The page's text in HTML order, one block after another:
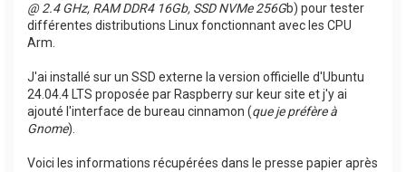
@ 2.4 GHz, RAM DDR4 16Gb, SSD NVMe 256Gb) pour tester
différentes distributions Linux fonctionnant avec les CPU
Arm.
J'ai installé sur un SSD externe la version officielle d'Ubuntu
24.04.4 LTS proposée par Raspberry sur keur site et j'y ai
ajouté l'interface de bureau cinnamon (que je préfère à
Gnome).
Voici les informations récupérées dans le presse papier après